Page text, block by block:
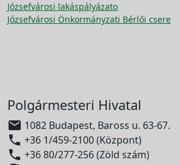
Józsefvárosi lakáspályázato
Józsefvárosi Önkormányzati Bérlői csere
Polgármesteri Hivatal
 1082 Budapest, Baross u. 63-67.
 +36 1/459-2100 (Központ)
 +36 80/277-256 (Zöld szám)